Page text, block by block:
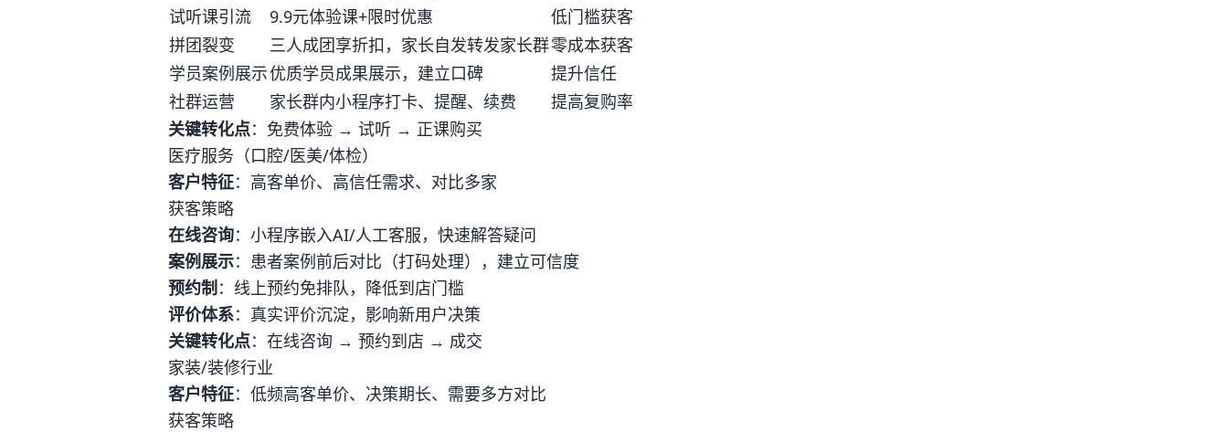
试听课引流
9.9元体验课+限时优惠
低门槛获客
拼团裂变
三人成团享折扣，家长自发转发家长群零成本获客
学员案例展示优质学员成果展示，建立口碑
提升信任
社群运营
家长群内小程序打卡、提醒、续费
提高复购率
关键转化点：免费体验 → 试听 → 正课购买
医疗服务（口腔/医美/体检）
客户特征：高客单价、高信任需求、对比多家
获客策略
在线咨询：小程序嵌入AI/人工客服，快速解答疑问
案例展示：患者案例前后对比（打码处理），建立可信度
预约制 ：线上预约免排队，降低到店门槛
评价体系：真实评价沉淀，影响新用户决策
关键转化点：在线咨询 → 预约到店 → 成交
家装/装修行业
客户特征：低频高客单价、决策期长、需要多方对比
获客策略